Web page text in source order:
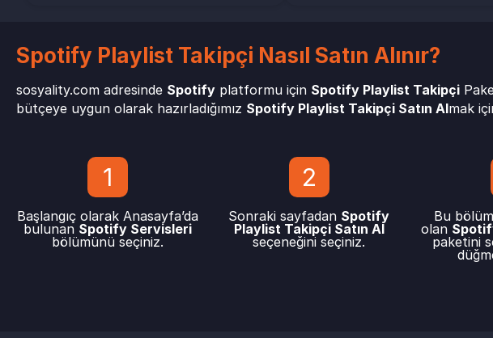
Spotify Playlist Takipçi Nasıl Satın Alınır?
sosyality.com adresinde Spotify platformu için Spotify Playlist Takipçi
bütçeye uygun olarak hazırladığımız Spotify Playlist Takipçi Satın Almak
1
Başlangıç olarak Anasayfa’da
bulunan Spotify Servisleri
bölümünü seçiniz.
2
Sonraki sayfadan Spotify
Playlist Takipçi Satın Al
seçeneğini seçiniz.
Bu
olan
paketini